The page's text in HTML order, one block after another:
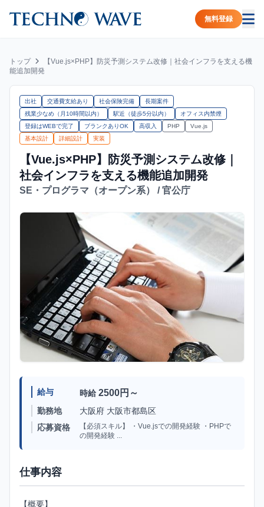
無料登録
トップ
【Vue.js×PHP】防災予測システム改修｜社会インフラを支える機
能追加開発
出社 交通費支給あり 社会保険完備
長期案件
残業少なめ（月10時間以内）
駅近（徒歩5分以内）
オフィス内禁煙
登録はWEBで完了
ブランクありOK 高収入 PHP
Vue.js
基本設計
詳細設計 実装
【Vue.js×PHP】防災予測システム改修｜
社会インフラを支える機能追加開発
SE・プログラマ（オープン系） / 官公庁
給与 時給 2500円～
勤務地
大阪府 大阪市都島区
応募資格
【必須スキル】 ・Vue.jsでの開発経験 ・PHPで
の開発経験 ...
仕事内容
【概要】